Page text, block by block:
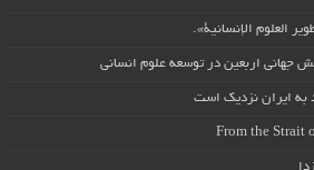
العلوم الإنسانية».
جهانی اربعین در توسعه علوم انسانی
به ایران نزدیک است
From the Strait